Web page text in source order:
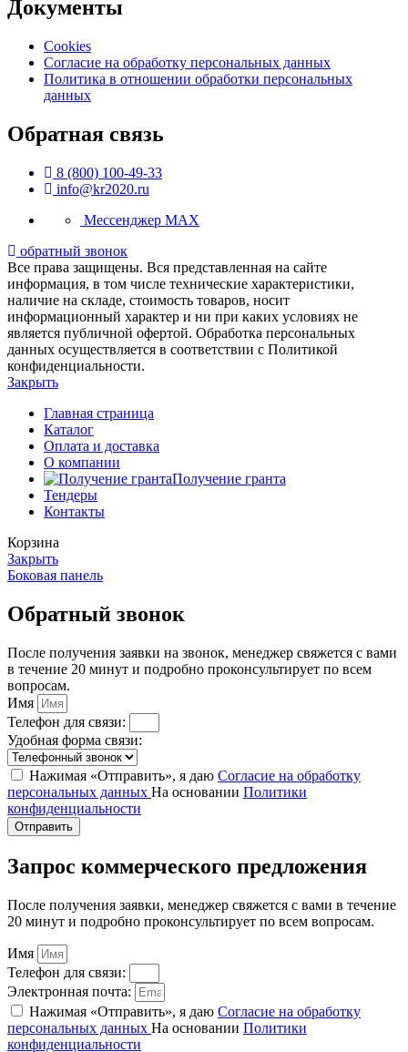
Документы
Cookies
Согласие на обработку персональных данных
Политика в отношении обработки персональных
данных
Обратная связь
8 (800) 100-49-33
info@kr2020.ru
Мессенджер MAX
обратный звонок
Все права защищены. Вся представленная на сайте
информация, в том числе технические характеристики,
наличие на складе, стоимость товаров, носит
информационный характер и ни при каких условиях не
является публичной офертой. Обработка персональных
данных осуществляется в соответствии с Политикой
конфиденциальности.
Закрыть
Главная страница
Каталог
Оплата и доставка
О компании
Получение гранта
Тендеры
Контакты
Корзина
Закрыть
Боковая панель
Обратный звонок
После получения заявки на звонок, менеджер свяжется с вами
в течение 20 минут и подробно проконсультирует по всем
вопросам.
Имя
Телефон для связи:
Удобная форма связи:
Нажимая «Отправить», я даю Согласие на обработку
персональных данных На основании Политики
конфиденциальности
Отправить
Запрос коммерческого предложения
После получения заявки, менеджер свяжется с вами в течение
20 минут и подробно проконсультирует по всем вопросам.
Имя
Телефон для связи:
Электронная почта:
Нажимая «Отправить», я даю Согласие на обработку
персональных данных На основании Политики
конфиденциальности